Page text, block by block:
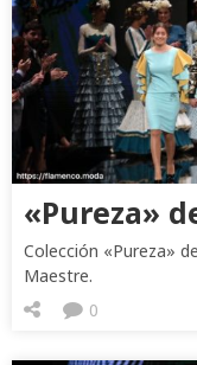
«Pureza»
Colección «Pureza»
Maestre.
0